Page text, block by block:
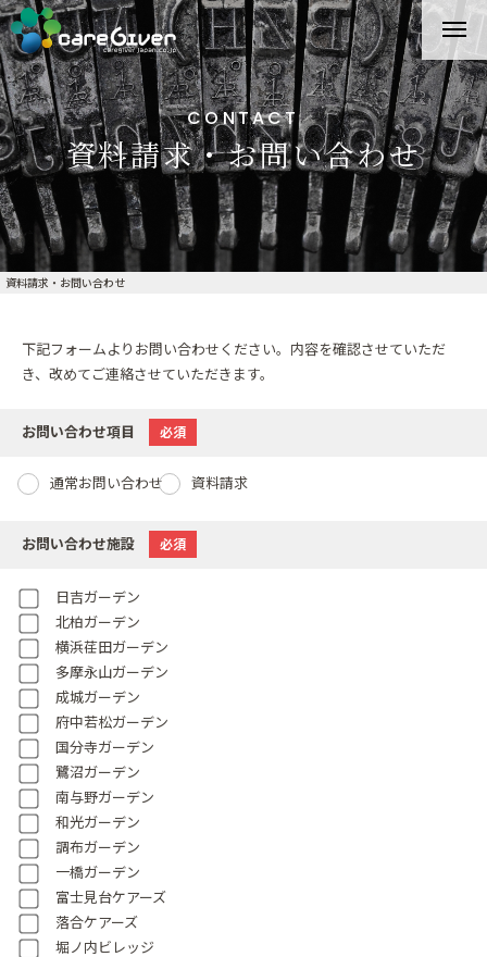
資料請求・お問い合わせ
CONTACT
資料請求・お問い合わせ
下記フォームよりお問い合わせください。内容を確認させていただ
き、改めてご連絡させていただきます。
お問い合わせ項目 必須
通常お問い合わせ 資料請求
お問い合わせ施設 必須
日吉ガーデン
北柏ガーデン
横浜荏田ガーデン
多摩永山ガーデン
成城ガーデン
府中若松ガーデン
国分寺ガーデン
鷺沼ガーデン
南与野ガーデン
和光ガーデン
調布ガーデン
一橋ガーデン
富士見台ケアーズ
落合ケアーズ
堀ノ内ビレッジ